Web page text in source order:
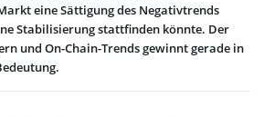
eine Sättigung des Negativtrends
Stabilisierung stattfinden könnte. Der
und On-Chain-Trends gewinnt gerade in